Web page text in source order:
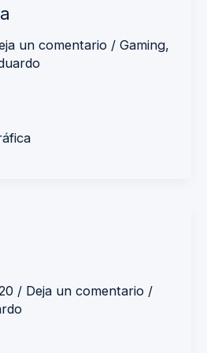
un comentario / Gaming,
/ Deja un comentario /